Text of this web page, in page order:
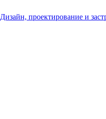
Дизайн, проектирование и